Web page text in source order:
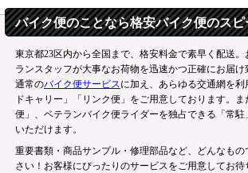
バイク便のことなら格安バイク便のス
東京都23区内から全国まで、格安料金で素早く配送
ランスタッフが大事なお荷物を迅速かつ正確にお届け
通常のバイク便サービスに加え、あらゆる交通網を
ドキャリー」「リンク便」をご用意しております。
便」、ベテランバイク便ライダーを独占できる「常
いただけます。
重要書類・商品サンプル・修理部品など、どんなもの
さい！お客様にぴったりのサービスをご用意してお待